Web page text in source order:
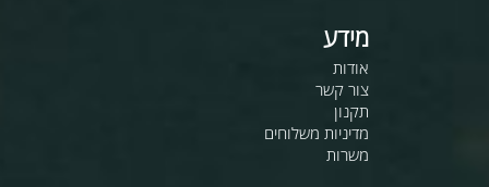
מידע
אודות
צור קשר
תקנון
מדיניות משלוחים
משרות